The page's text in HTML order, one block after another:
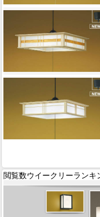
閲覧数ウイークリーランキ